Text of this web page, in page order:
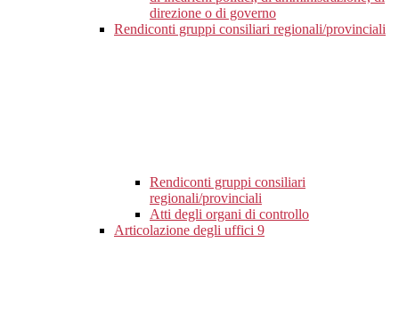
direzione o di governo
Rendiconti gruppi consiliari regionali/provinciali
Rendiconti gruppi consiliari
regionali/provinciali
Atti degli organi di controllo
Articolazione degli uffici 9